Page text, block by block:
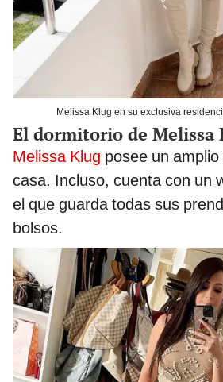
Melissa Klug en su exclusiva
El dormitorio de Melissa
Melissa Klug posee un
casa. Incluso, cuenta con un
el que guarda todas sus
bolsos.